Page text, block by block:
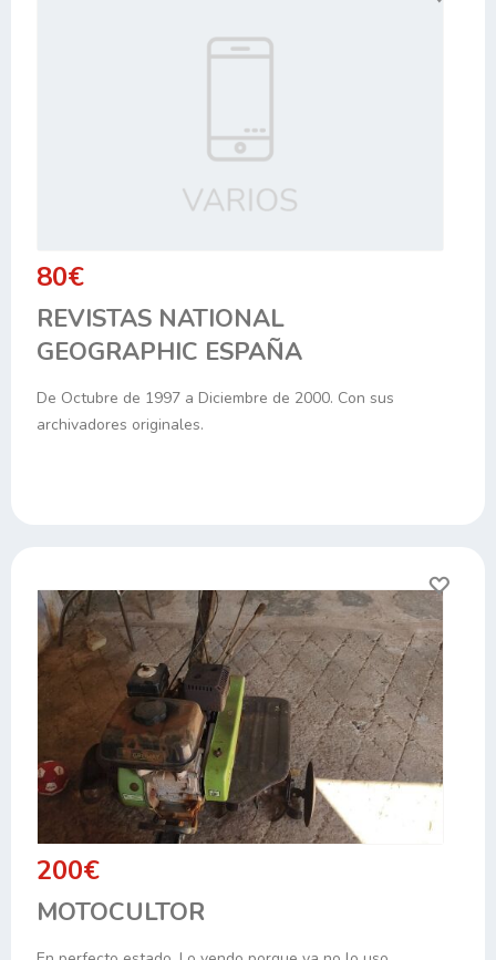
80€
REVISTAS NATIONAL
GEOGRAPHIC ESPAÑA
De Octubre de 1997 a Diciembre de 2000. Con sus
archivadores originales.
200€
MOTOCULTOR